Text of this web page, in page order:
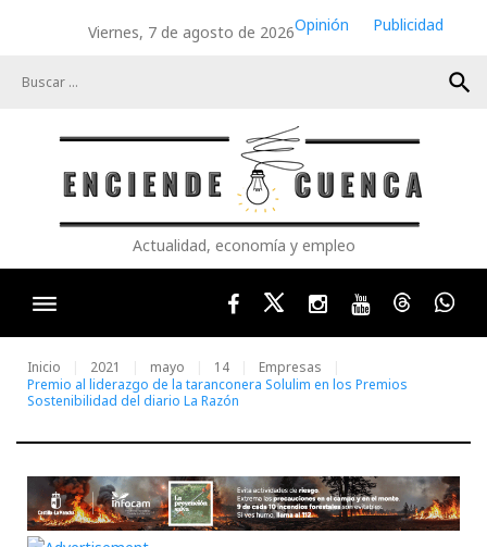
Viernes, 7 de agosto de 2026Opinión
Publicidad
search
Actualidad, economía y empleo
FacebookTwitterInstagram
YoutubeThreads
Inicio 2021 mayo 14
Empresas
Premio al liderazgo de la taranconera Solulim en los Premios
Sostenibilidad del diario La Razón